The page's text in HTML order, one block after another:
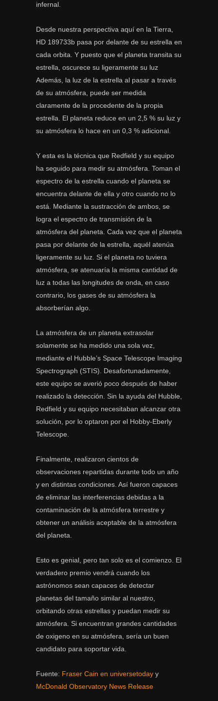
infernal.
Desde nuestra perspectiva aquí en la Tierra,
HD 189733b pasa por delante de su estrella en
cada orbita. Y puesto que el planeta transita su
estrella, oscurece su ligeramente su luz
Además, la luz de la estrella al pasar a través
de su atmósfera, puede ser medida
claramente de la procedente de la propia
estrella. El planeta reduce en un 2,5 % su luz y
su atmósfera lo hace en un 0,3 % adicional.
Y esta es la técnica que Redfield y su equipo
ha seguido para medir su atmósfera. Toman el
espectro de la estrella cuando el planeta se
encuentra delante de ella y otro cuando no lo
está. Mediante la sustracción de ambos, se
logra el espectro de transmisión de la
atmósfera del planeta. Cada vez que el planeta
pasa por delante de la estrella, aquél atenúa
ligeramente su luz. Si el planeta no tuviera
atmósfera, se atenuaría la misma cantidad de
luz a todas las longitudes de onda, en caso
contrario, los gases de su atmósfera la
absorberían algo.
La atmósfera de un planeta extrasolar
solamente se ha medido una sola vez,
mediante el Hubble’s Space Telescope Imaging
Spectrograph (STIS). Desafortunadamente,
este equipo se averió poco después de haber
realizado la detección. Sin la ayuda del Hubble,
Redfield y su equipo necesitaban alcanzar otra
solución, por lo optaron por el Hobby-Eberly
Telescope.
Finalmente, realizaron cientos de
observaciones repartidas durante todo un año
y en distintas condiciones. Así fueron capaces
de eliminar las interferencias debidas a la
contaminación de la atmósfera terrestre y
obtener un análisis aceptable de la atmósfera
del planeta.
Esto es genial, pero tan solo es el comienzo. El
verdadero premio vendrá cuando los
astrónomos sean capaces de detectar
planetas del tamaño similar al nuestro,
orbitando otras estrellas y puedan medir su
atmósfera. Si encuentran grandes cantidades
de oxigeno en su atmósfera, sería un buen
candidato para soportar vida.
Fuente: Fraser Cain en universetoday y
McDonald Observatory News Release